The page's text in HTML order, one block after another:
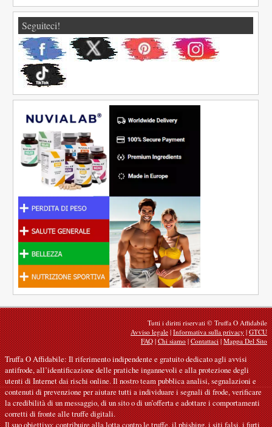
Seguiteci!
Tutti i diritti riservati © Truffa O Affidabile
Avviso legale|Informativa sulla privacy|GTCU
FAQ|Chi siamo|Contattaci|Mappa Del Sito
Truffa O Affidabile: Il riferimento indipendente e gratuito dedicato agli avvisi
antifrode, all’identificazione delle pratiche ingannevoli e alla protezione degli
utenti di Internet dai rischi online. Il nostro team pubblica analisi, segnalazioni e
contenuti di prevenzione per aiutare tutti a individuare i segnali di frode, verificare
la credibilità di un messaggio, di un sito o di un’offerta e adottare i comportamenti
corretti di fronte alle truffe digitali.
Il suo obiettivo: contribuire alla lotta contro le truffe, il phishing, i siti falsi, i furti